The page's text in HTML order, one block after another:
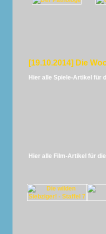
[19.10.2014] Die
Hier alle Spiele-Artikel für
Hier alle Film-Artikel für